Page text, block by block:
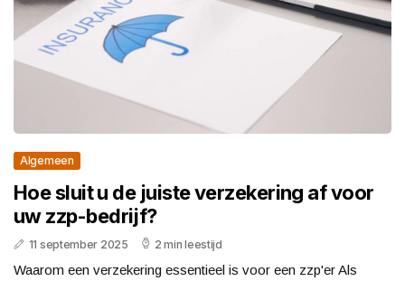
Algemeen
Hoe sluit u de juiste verzekering af voor
uw zzp-bedrijf?
11 september 2025 2 min leestijd
Waarom een verzekering essentieel is voor een zzp'er Als